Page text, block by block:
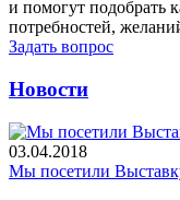
и помогут подобрать
потребностей,
Задать вопрос
Новости
03.04.2018
Мы посетили